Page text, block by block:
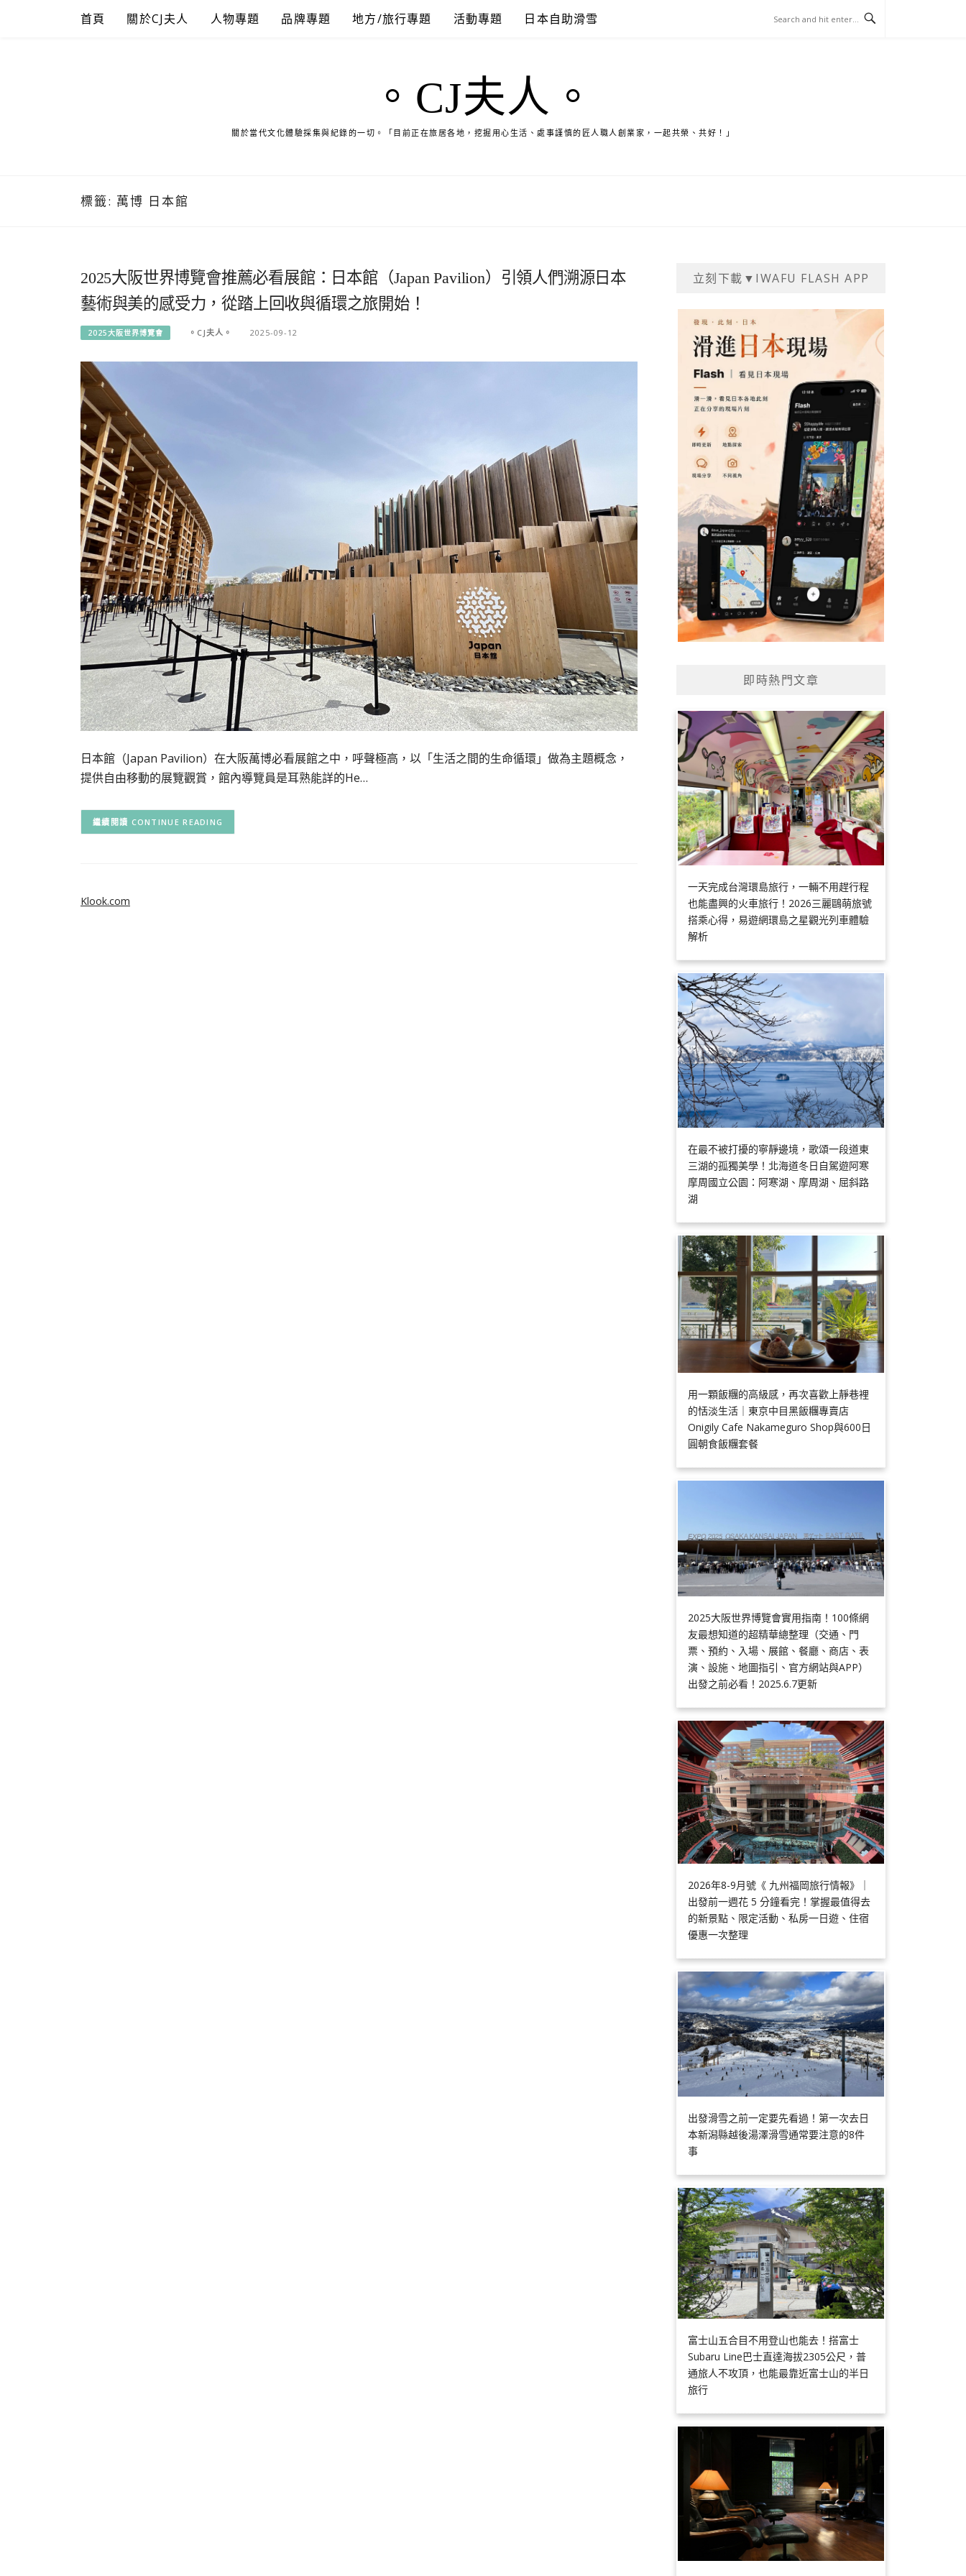
首頁 關於CJ夫人 人物專題 品牌專題 地方/旅行專題 活動專題 日本自助滑雪
。CJ夫人。
關於當代文化體驗採集與紀錄的一切。「目前正在旅居各地，挖掘用心生活、處事謹慎的匠人職人創業家，一起共榮、共好！」
標籤: 萬博 日本館
2025大阪世界博覽會推薦必看展館：日本館（Japan Pavilion）引領人們溯源日本
藝術與美的感受力，從踏上回收與循環之旅開始！
2025大阪世界博覽會 。CJ夫人。 2025-09-12
日本館（Japan Pavilion）在大阪萬博必看展館之中，呼聲極高，以「生活之間的生命循環」做為主題概念，
提供自由移動的展覽觀賞，館內導覽員是耳熟能詳的He…
CONTINUE READING
立刻下載▼IWAFU FLASH APP
即時熱門文章
一天完成台灣環島旅行，一輛不用趕行程
也能盡興的火車旅行！2026三麗鷗萌旅號
搭乘心得，易遊網環島之星觀光列車體驗
解析
在最不被打擾的寧靜邊境，歌頌一段道東
三湖的孤獨美學！北海道冬日自駕遊阿寒
摩周國立公園：阿寒湖、摩周湖、屈斜路
湖
用一顆飯糰的高級感，再次喜歡上靜巷裡
的恬淡生活｜東京中目黑飯糰專賣店
Onigily Cafe Nakameguro Shop與600日
圓朝食飯糰套餐
2025大阪世界博覽會實用指南！100條網
友最想知道的超精華總整理（交通、門
票、預約、入場、展館、餐廳、商店、表
演、設施、地圖指引、官方網站與APP）
出發之前必看！2025.6.7更新
2026年8-9月號《 九州福岡旅行情報》｜
出發前一週花 5 分鐘看完！掌握最值得去
的新景點、限定活動、私房一日遊、住宿
優惠一次整理
出發滑雪之前一定要先看過！第一次去日
本新潟縣越後湯澤滑雪通常要注意的8件
事
富士山五合目不用登山也能去！搭富士
Subaru Line巴士直達海拔2305公尺，普
通旅人不攻頂，也能最靠近富士山的半日
旅行
Klook.com